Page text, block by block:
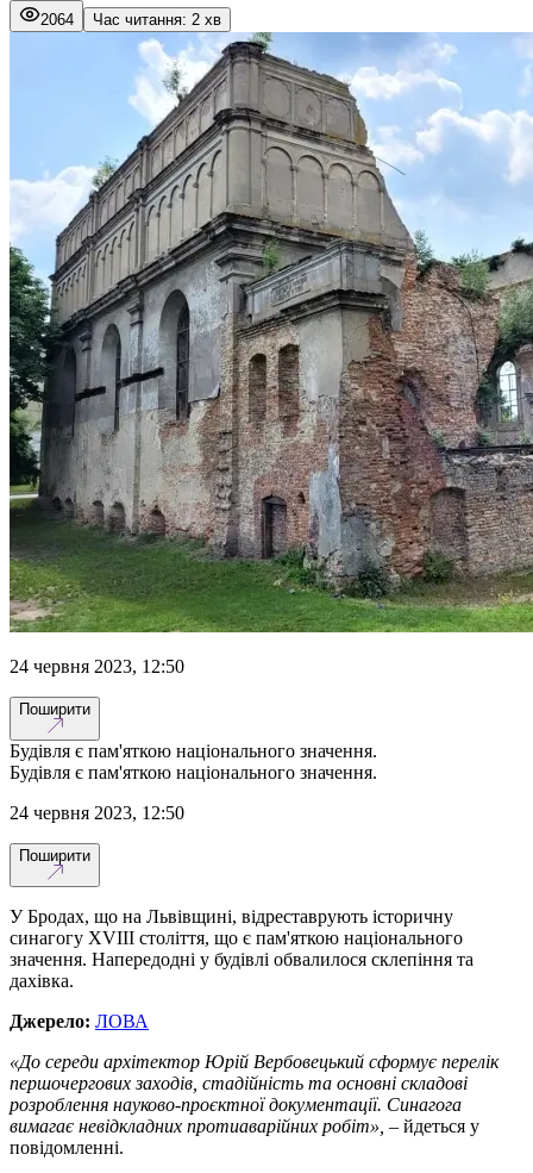
2064 Час читання: 2 хв
24 червня 2023, 12:50
Поширити
Будівля є пам'яткою національного значення.
Будівля є пам'яткою національного значення.
24 червня 2023, 12:50
Поширити
У Бродах, що на Львівщині, відреставрують історичну
синагогу XVIII століття, що є пам'яткою національного
значення. Напередодні у будівлі обвалилося склепіння та
дахівка.
Джерело: ЛОВА
«До середи архітектор Юрій Вербовецький сформує перелік
першочергових заходів, стадійність та основні складові
розроблення науково-проєктної документації. Синагога
вимагає невідкладних протиаварійних робіт», – йдеться у
повідомленні.